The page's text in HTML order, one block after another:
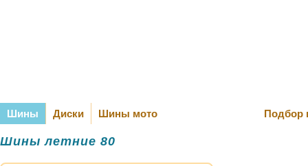
Шины Диски Шины мото Подбор
Шины летние 80